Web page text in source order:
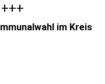
im Kreis